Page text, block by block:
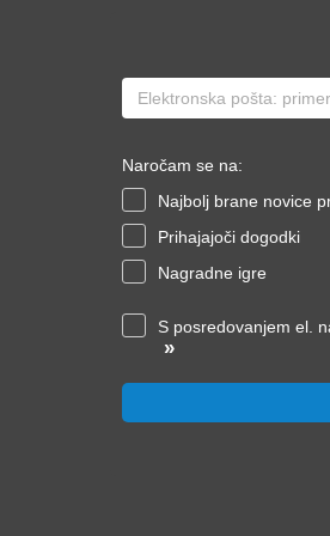
Naročam se na:
Najbolj brane novice
Prihajajoči dogodki
Nagradne igre
S posredovanjem el.
»